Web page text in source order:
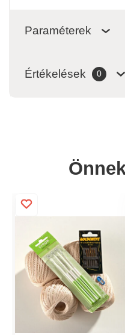
Paraméterek
Értékelések 0